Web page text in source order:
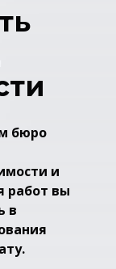
бюро
и
работ вы
в